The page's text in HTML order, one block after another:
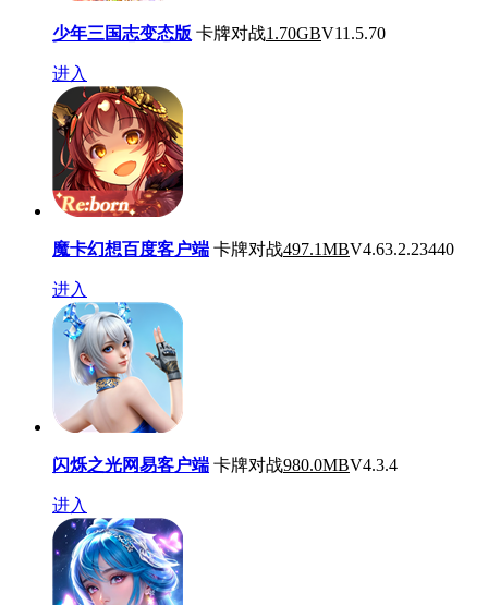
少年三国志变态版 卡牌对战1.70GBV11.5.70
进入
魔卡幻想百度客户端 卡牌对战497.1MBV4.63.2.23440
进入
闪烁之光网易客户端 卡牌对战980.0MBV4.3.4
进入